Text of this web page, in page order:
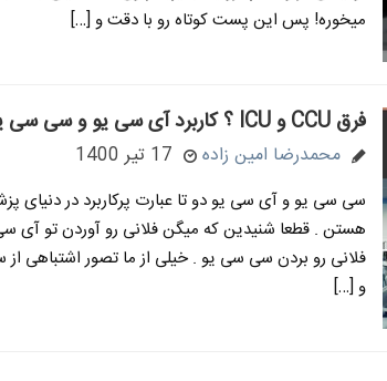
میخوره! پس این پست کوتاه رو با دقت و […]
فرق CCU و ICU ؟ کاربرد آی سی یو و سی سی یو
محمدرضا امین زاده 17 تیر 1400
سی سی یو و آی سی یو دو تا عبارت پرکاربرد در دنیای
هستن . قطعا شنیدین که میگن فلانی رو آوردن تو آی
فلانی رو بردن سی سی یو . خیلی از ما تصور اشتباهی
و […]